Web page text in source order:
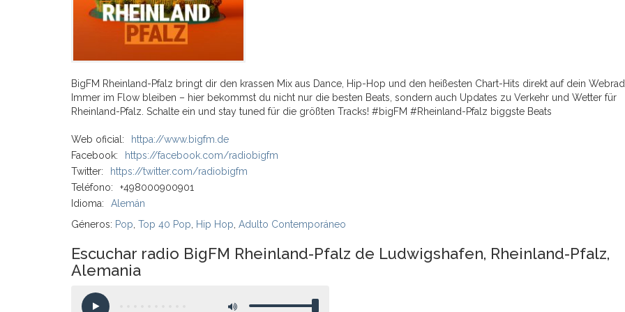
BigFM Rheinland-Pfalz bringt dir den krassen Mix aus Dance, Hip-Hop und den heißesten Chart-Hits direkt auf dein
Immer im Flow bleiben – hier bekommst du nicht nur die besten Beats, sondern auch Updates zu Verkehr und Wetter für
Rheinland-Pfalz. Schalte ein und stay tuned für die größten Tracks! #bigFM #Rheinland-Pfalz biggste Beats
Web oficial:
httpa://www.bigfm.de
Facebook:
https://facebook.com/radiobigfm
Twitter:
https://twitter.com/radiobigfm
Teléfono:
+498000900901
Idioma:
Alemán
Géneros: Pop Top 40 Pop Hip Hop Adulto Contemporáneo
Escuchar radio BigFM Rheinland-Pfalz de Ludwigshafen, Rheinland-Pfalz,
Alemania